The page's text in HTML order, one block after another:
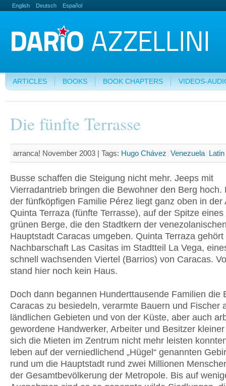
English Deutsch Español
ARTICLES BOOKS BOOK CHAPTERS VIDEOS-
Die fünfte Terrasse
arranca! November 2003 | Tags: Hugo Chávez Venezuela
Busse schaffen die Steigung nicht mehr. Jeeps mit
Vierradantrieb bringen die Bewohner den Berg hoch.
der fünfköpfigen Familie Pérez liegt ganz oben in der
Quinta Terraza (fünfte Terrasse), auf der Spitze
grünen Berge, die den Stadtkern der
Hauptstadt Caracas umgeben. Quinta Terraza gehört
Nachbarschaft Las Casitas im Stadtteil La Vega,
schnell wachsenden Viertel (Barrios) von Caracas.
stand hier noch kein Haus.
Doch dann begannen Hunderttausende Familien die
Caracas zu besiedeln, verarmte Bauern und Fischer
ländlichen Gebieten und von der Küste, aber auch
gewordene Handwerker, Arbeiter und Besitzer
sich die Mieten im Zentrum nicht mehr leisten
leben auf der verniedlichend „Hügel“ genannten
rund um die Hauptstadt rund zwei Millionen
der Gesamtbevölkerung der Metropole. Bis auf